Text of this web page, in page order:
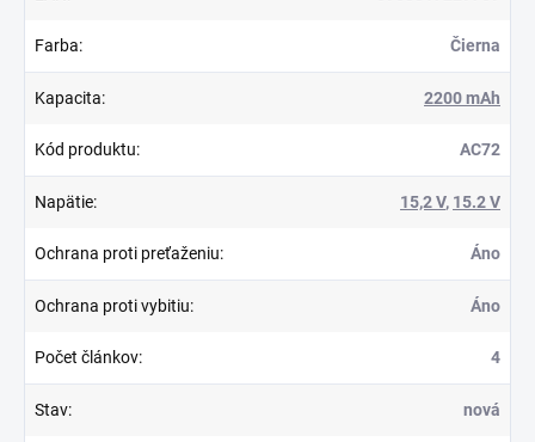
Farba: Čierna
Kapacita: 2200 mAh
Kód produktu: AC72
Napätie: 15,2 V, 15.2 V
Ochrana proti preťaženiu: Áno
Ochrana proti vybitiu: Áno
Počet článkov: 4
Stav: nová